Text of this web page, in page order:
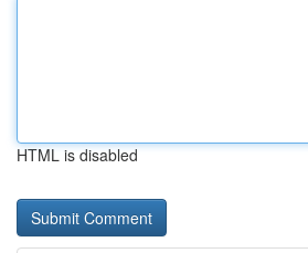
HTML is disabled